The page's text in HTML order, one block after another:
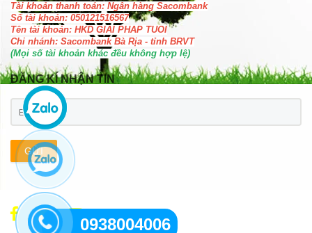
Tài khoản thanh toán: Ngân hàng Sacombank
Số tài khoản: 050121516567
Tên tài khoản: HKD GIAI PHAP TUOI
Chi nhánh: Sacombank Bà Rịa - tỉnh BRVT
(Mọi số tài khoản khác đều không hợp lệ)
ĐĂNG KÍ NHẬN TIN
GỬI
0938004006